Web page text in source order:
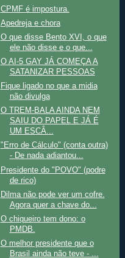
CPMF é impostura.
Apedreja e chora
O que disse Bento XVI, o que
ele não disse e o que...
O AI-5 GAY JÁ COMEÇA A
SATANIZAR PESSOAS
Fique ligado no que a midia
não divulga
O TREM-BALA AINDA NEM
SAIU DO PAPEL E JÁ É
UM ESCÂ...
"Erro de Cálculo" (conta outra)
- De nada adiantou...
Presidente do "POVO" (podre
de rico)
Dilma não pode ver um cofre.
Agora quer a chave do...
O chiqueiro tem dono: o
PMDB.
O melhor presidente que o
Brasil ainda não teve - ...